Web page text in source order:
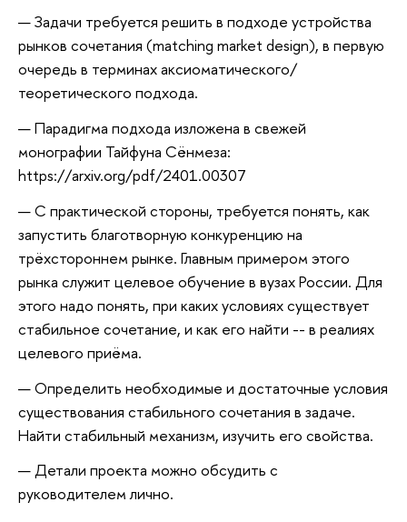
Задачи требуется решить в подходе устройства
рынков сочетания (matching market design), в первую
очередь в терминах аксиоматического/
теоретического подхода.
Парадигма подхода изложена в свежей
монографии Тайфуна Сёнмеза:
https://arxiv.org/pdf/2401.00307
С практической стороны, требуется понять, как
запустить благотворную конкуренцию на
трёхстороннем рынке. Главным примером этого
рынка служит целевое обучение в вузах России. Для
этого надо понять, при каких условиях существует
стабильное сочетание, и как его найти -- в реалиях
целевого приёма.
Определить необходимые и достаточные условия
существования стабильного сочетания в задаче.
Найти стабильный механизм, изучить его свойства.
Детали проекта можно обсудить с
руководителем лично.